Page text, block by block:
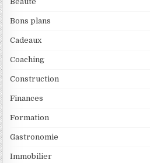
Bons plans
Cadeaux
Coaching
Construction
Finances
Formation
Gastronomie
Immobilier